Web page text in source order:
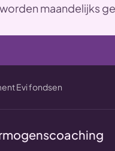
worden maandelijks
Evi fondsen